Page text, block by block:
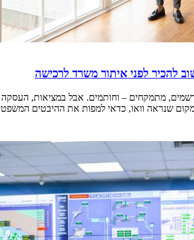
להכיר לפני איתור משרד לרכישה
מתמקחים – וחותמים. אבל במציאות, העסקה
שנראה וואו, כדאי למפות את ההיבטים